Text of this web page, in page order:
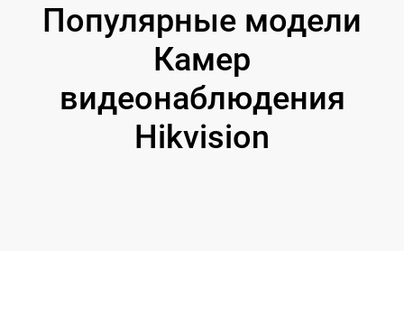
Популярные модели
Камер
видеонаблюдения
Hikvision